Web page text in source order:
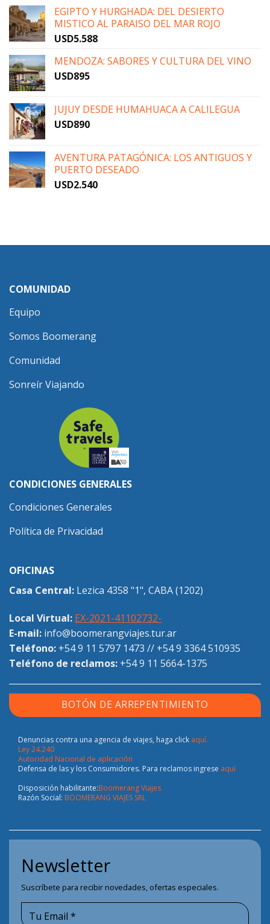
EGIPTO Y HURGHADA: DEL DESIERTO
MISTICO AL PARAISO DEL MAR ROJO
USD5.588
MENDOZA: SABORES Y CULTURA DEL VINO
USD895
JUJUY DESDE HUMAHUACA A CALILEGUA
USD890
AVENTURA PATAGÓNICA: LOS ANTIGUOS Y
PUERTO DESEADO
USD2.540
COMUNIDAD
Equipo
Somos Boomerang
Comunidad
Sonreír Viajando
CONDICIONES GENERALES
Condiciones Generales
Política de Privacidad
OFICINAS
Casa Central: Lezica 4358 "1", CABA (1202)
Local Virtual: EX-2021-41102732-
E-mail: info@boomerangviajes.tur.ar
Teléfono: +54 9 11 5797 1473 // +54 9 3364 510935
Teléfono de reclamos: +54 9 11 5664-1375
BOTÓN DE ARREPENTIMIENTO
Denuncias contra una agencia de viajes, haga click aquí.
Ley 24.240
Autoridad Nacional de aplicación
Defensa de las y los Consumidores. Para reclamos ingrese aquí
Disposición habilitante:Boomerang Viajes
Razón Social: BOOMERANG VIAJES SRL
Newsletter
Suscríbete para recibir novedades, ofertas especiales.